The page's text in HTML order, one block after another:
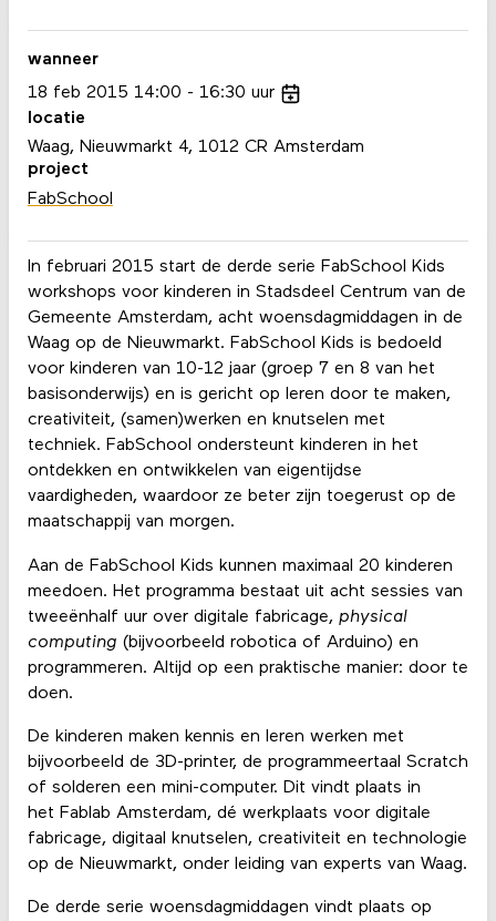
In februari 2015 start de derde serie FabSchool Kids
workshops voor kinderen in Stadsdeel Centrum van de
Gemeente Amsterdam, acht woensdagmiddagen in de
Waag op de Nieuwmarkt. FabSchool Kids is bedoeld
voor kinderen van 10-12 jaar (groep 7 en 8 van het
basisonderwijs) en is gericht op leren door te maken,
creativiteit, (samen)werken en knutselen met
techniek. FabSchool ondersteunt kinderen in het
ontdekken en ontwikkelen van eigentijdse
vaardigheden, waardoor ze beter zijn toegerust op de
maatschappij van morgen.
Aan de FabSchool Kids kunnen maximaal 20 kinderen
meedoen. Het programma bestaat uit acht sessies van
tweeënhalf uur over digitale fabricage, physical
computing (bijvoorbeeld robotica of Arduino) en
programmeren. Altijd op een praktische manier: door te
doen.
De kinderen maken kennis en leren werken met
bijvoorbeeld de 3D-printer, de programmeertaal Scratch
of solderen een mini-computer. Dit vindt plaats in
het Fablab Amsterdam, dé werkplaats voor digitale
fabricage, digitaal knutselen, creativiteit en technologie
op de Nieuwmarkt, onder leiding van experts van Waag.
De derde serie woensdagmiddagen vindt plaats op
wanneer
18 feb 2015 14:00 16:30 uur
locatie
Waag, Nieuwmarkt 4, 1012 CR Amsterdam
project
FabSchool